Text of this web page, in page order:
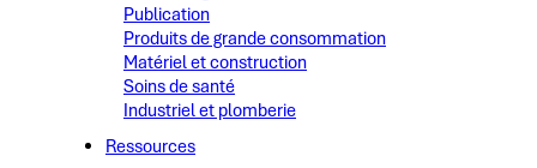
Publication
Produits de grande consommation
Matériel et construction
Soins de santé
Industriel et plomberie
Ressources